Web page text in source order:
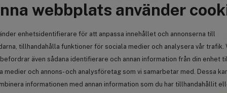
webbplats använder
enhetsidentifierare för att anpassa innehållet och annonserna till
tillhandahålla funktioner för sociala medier och analysera vår trafik.
även sådana identifierare och annan information från din enhet
medier och annons- och analysföretag som vi samarbetar med. Dessa
informationen med annan information som du har tillhandahållit
Fantastick Rosa 2 g
205 kr
Tidigare 242 kr
2g
-20%
-
0